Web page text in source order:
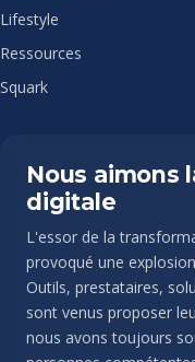
Lifestyle
Ressources
Squark
Nous aimons
digitale
L'essor de la
provoqué une
Outils, prestataires,
sont venus proposer
nous avons toujours